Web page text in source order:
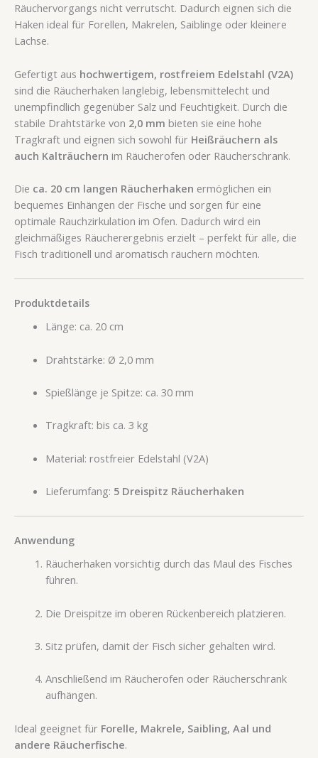
Räuchervorgangs nicht verrutscht. Dadurch eignen sich die
Haken ideal für Forellen, Makrelen, Saiblinge oder kleinere
Lachse.
Gefertigt aus hochwertigem, rostfreiem Edelstahl (V2A)
sind die Räucherhaken langlebig, lebensmittelecht und
unempfindlich gegenüber Salz und Feuchtigkeit. Durch die
stabile Drahtstärke von 2,0 mm bieten sie eine hohe
Tragkraft und eignen sich sowohl für Heißräuchern als
auch Kalträuchern im Räucherofen oder Räucherschrank.
Die ca. 20 cm langen Räucherhaken ermöglichen ein
bequemes Einhängen der Fische und sorgen für eine
optimale Rauchzirkulation im Ofen. Dadurch wird ein
gleichmäßiges Räucherergebnis erzielt – perfekt für alle, die
Fisch traditionell und aromatisch räuchern möchten.
Produktdetails
Länge: ca. 20 cm
Drahtstärke: Ø 2,0 mm
Spießlänge je Spitze: ca. 30 mm
Tragkraft: bis ca. 3 kg
Material: rostfreier Edelstahl (V2A)
Lieferumfang: 5 Dreispitz Räucherhaken
Anwendung
Räucherhaken vorsichtig durch das Maul des Fisches
führen.
Die Dreispitze im oberen Rückenbereich platzieren.
Sitz prüfen, damit der Fisch sicher gehalten wird.
Anschließend im Räucherofen oder Räucherschrank
aufhängen.
Ideal geeignet für Forelle, Makrele, Saibling, Aal und
andere Räucherfische.